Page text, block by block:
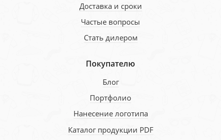
Доставка и сроки
Частые вопросы
Стать дилером
Покупателю
Блог
Портфолио
Нанесение логотипа
Каталог продукции PDF